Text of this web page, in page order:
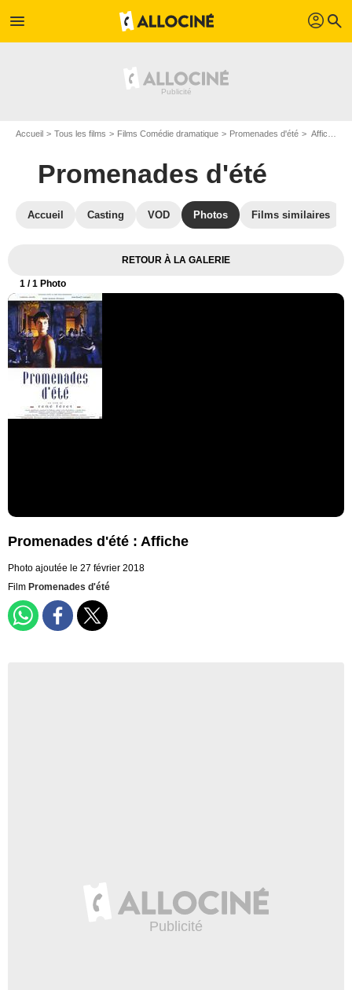
menu profil search
Accueil Tous les films Films Comédie dramatique Promenades d'été Affiche du film Promenades d'été - Photo 1
Promenades d'été
Accueil Casting VOD Photos Films similaires
RETOUR À LA GALERIE
1 / 1 Photo
Promenades d'été : Affiche
Photo ajoutée le 27 février 2018
Film Promenades d'été